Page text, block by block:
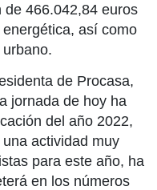
466.042,84 euros
así como
de Procasa,
jornada de hoy ha
del año 2022,
actividad muy
para este año, ha
en los números